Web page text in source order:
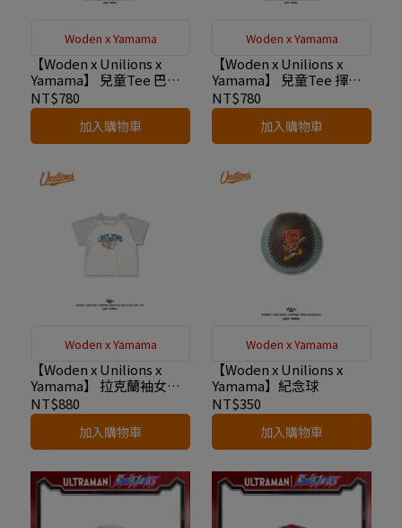
Woden x Yamama
【Woden x Unilions x
Yamama】 兒童Tee 巴士
款
NT$780
加入購物車
Woden x Yamama
【Woden x Unilions x
Yamama】 兒童Tee 揮棒
款
NT$780
加入購物車
Woden x Yamama
【Woden x Unilions x
Yamama】 拉克蘭袖女版
Tee 白綠
NT$880
加入購物車
Woden x Yamama
【Woden x Unilions x
Yamama】紀念球
NT$350
加入購物車